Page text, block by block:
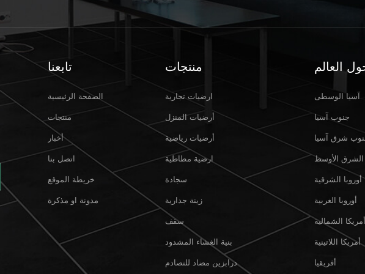
تابعنا
الصفحة الرئيسية
منتجات
أخبار
اتصل بنا
خريطة الموقع
مدونة او مذكرة
منتجات
ارضيات تجارية
أرضيات المنزل
أرضيات رياضية
ارضية مطاطية
سجادة
زينة جدارية
سقف
بنية الغشاء المشدود
درابزين مضاد للتصادم
العالم
آسيا الوسطى
جنوب آسيا
شرق آسيا
الشرق الأوسط
أوروبا الشرقية
أوروبا الغربية
أمريكا الشمالية
أمريكا اللاتينية
أفريقيا
أهلاً بكم في معرض كروكوس إكسبو
الدولي للمعارض، موسكو، روسيا،
معرض موسبيلد 2025